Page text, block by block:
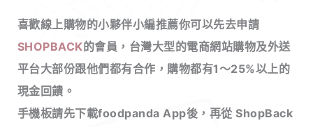
喜歡線上購物的小夥伴小編推薦你可以先去申請
SHOPBACK的會員，台灣大型的電商網站購物及外送
平台大部份跟他們都有合作，購物都有1～25%以上的
現金回饋 。
手機板請先下載foodpanda App後，再從 ShopBack